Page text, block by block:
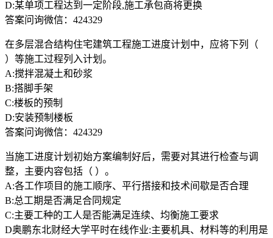
D:某单项工程达到一定阶段,施工承包商将更换
答案问询微信：424329
在多层混合结构住宅建筑工程施工进度计划中，应将下列（
）等施工过程列入计划。
A:搅拌混凝土和砂浆
B:搭脚手架
C:楼板的预制
D:安装预制楼板
答案问询微信：424329
当施工进度计划初始方案编制好后，需要对其进行检查与调
整，主要内容包括（ ）。
A:各工作项目的施工顺序、平行搭接和技术间歇是否合理
B:总工期是否满足合同规定
C:主要工种的工人是否能满足连续、均衡施工要求
D奥鹏东北财经大学平时在线作业:主要机具、材料等的利用是